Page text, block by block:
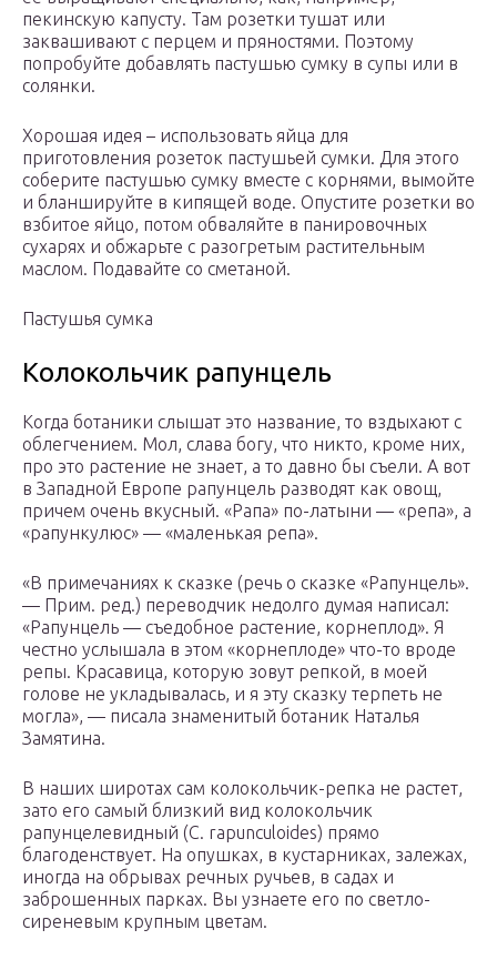
пекинскую капусту. Там розетки тушат или
заквашивают с перцем и пряностями. Поэтому
попробуйте добавлять пастушью сумку в супы или в
солянки.
Хорошая идея – использовать яйца для
приготовления розеток пастушьей сумки. Для этого
соберите пастушью сумку вместе с корнями, вымойте
и бланшируйте в кипящей воде. Опустите розетки во
взбитое яйцо, потом обваляйте в панировочных
сухарях и обжарьте с разогретым растительным
маслом. Подавайте со сметаной.
Пастушья сумка
Колокольчик рапунцель
Когда ботаники слышат это название, то вздыхают с
облегчением. Мол, слава богу, что никто, кроме них,
про это растение не знает, а то давно бы съели. А вот
в Западной Европе рапунцель разводят как овощ,
причем очень вкусный. «Рапа» по-латыни — «репа», а
«рапункулюс» — «маленькая репа».
«В примечаниях к сказке (речь о сказке «Рапунцель».
— Прим. ред.) переводчик недолго думая написал:
«Рапунцель — съедобное растение, корнеплод». Я
честно услышала в этом «корнеплоде» что-то вроде
репы. Красавица, которую зовут репкой, в моей
голове не укладывалась, и я эту сказку терпеть не
могла», — писала знаменитый ботаник Наталья
Замятина.
В наших широтах сам колокольчик-репка не растет,
зато его самый близкий вид колокольчик
рапунцелевидный (C. rapunculoides) прямо
благоденствует. На опушках, в кустарниках, залежах,
иногда на обрывах речных ручьев, в садах и
заброшенных парках. Вы узнаете его по светло-
сиреневым крупным цветам.